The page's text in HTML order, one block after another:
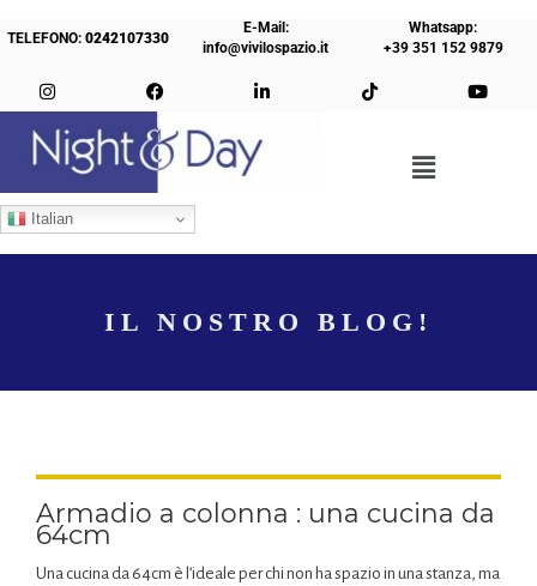
TELEFONO:0242107330
E-Mail:
info@vivilospazio.it
Whatsapp:
+39 351 152 9879
Italian
IL NOSTRO BLOG!
Armadio a colonna : una cucina da
64cm
Una cucina da 64cm è l’ideale per chi non ha spazio in una stanza, ma